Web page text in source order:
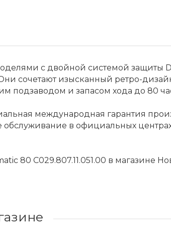
с двойной системой защиты
сочетают изысканный ретро-
подзаводом и запасом хода до 80
международная гарантия
обслуживание в официальных
80 C029.807.11.051.00 в магазине